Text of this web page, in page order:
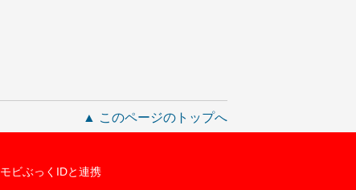
▲ このページのトップへ
モビぶっくIDと連携